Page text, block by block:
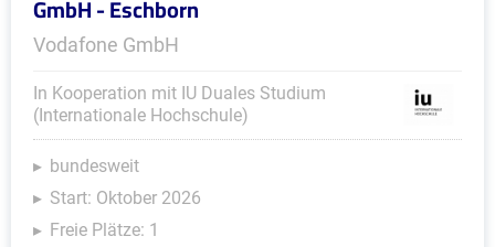
GmbH - Eschborn
Vodafone GmbH
In Kooperation mit IU Duales Studium
(Internationale Hochschule)
bundesweit
Start: Oktober 2026
Freie Plätze: 1